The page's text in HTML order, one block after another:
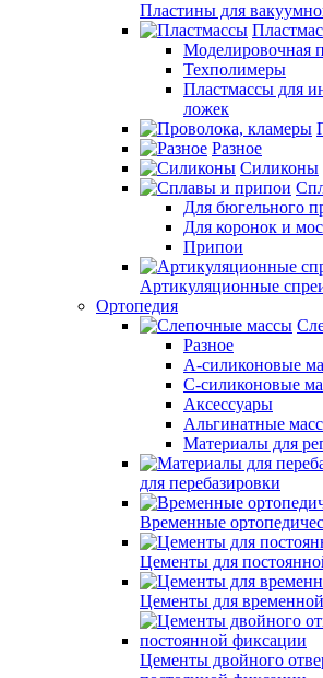
Пластины для
Моделировочная
Техполимеры
Пластмассы для
ложек
Разное
Силиконы
Для бюгельного
Для коронок и
Припои
Артикуляционные
Ортопедия
Разное
А-силиконовые
С-силиконовые
Аксессуары
Альгинатные
Материалы для
для перебазировки
Временные
Цементы для
Цементы для
Цементы двойного